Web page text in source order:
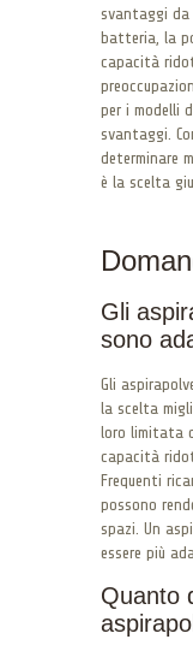
svantaggi da
batteria, la
capacità
per i modelli
svantaggi.
determinare
è la scelta
Gli
sono
Gli
la scelta
loro limitata
capacità
Frequenti
possono
spazi. Un
essere più
Quanto